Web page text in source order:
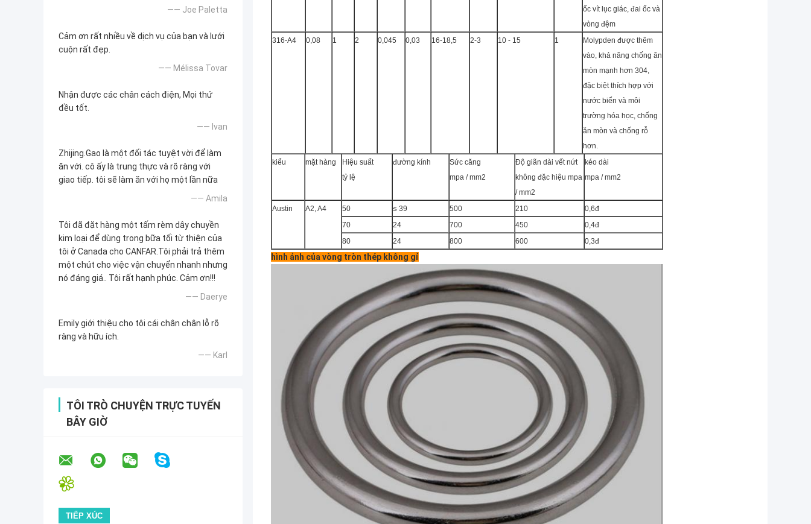
—— Joe Paletta
Cảm ơn rất nhiều về dịch vụ của bạn và lưới
cuộn rất đẹp.
—— Mélissa Tovar
Nhận được các chân cách điện, Mọi thứ
đều tốt.
—— Ivan
Zhijing.Gao là một đối tác tuyệt vời để làm
ăn với. cô ấy là trung thực và rõ ràng với
giao tiếp. tôi sẽ làm ăn với họ một lần nữa
—— Amila
Tôi đã đặt hàng một tấm rèm dây chuyền
kim loại để dùng trong bữa tối từ thiện của
tôi ở Canada cho CANFAR.Tôi phải trả thêm
một chút cho việc vận chuyển nhanh nhưng
nó đáng giá.. Tôi rất hạnh phúc. Cảm ơn!!!
—— Daerye
Emily giới thiệu cho tôi cái chân chân lỗ rõ
ràng và hữu ích.
—— Karl
TÔI TRÒ CHUYỆN TRỰC TUYẾN
BÂY GIỜ
ốc vít lục giác, đai ốc và
vòng đệm
316-A4
0,08 1 2 0,045 0,03 16-18,5 2-3 10 - 15 1
Molypden được thêm
vào, khả năng chống ăn
mòn mạnh hơn 304,
đặc biệt thích hợp với
nước biển và môi
trường hóa học, chống
ăn mòn và chống rỗ
hơn.
kiểu
mặt hàng
Hiệu suất
tỷ lệ
đường kính
Sức căng
mpa / mm2
Độ giãn dài vết nứt
không đặc hiệu mpa
/ mm2
kéo dài
mpa / mm2
Austin A2, A4 50 ≤ 39 500 210
0,6đ
70
24 700 450
0,4đ
80
24 800 600 0,3đ
hình ảnh của vòng tròn thép không gỉ